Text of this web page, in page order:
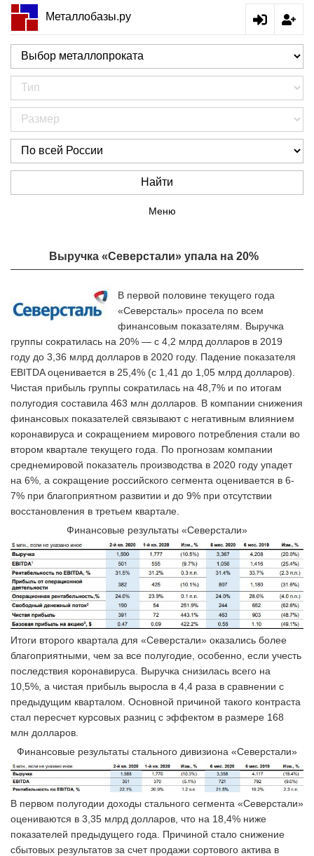
Металлобазы.ру
Найти
Меню
Выручка «Северстали» упала на 20%
В первой половине текущего года
«Северсталь» просела по всем
финансовым показателям. Выручка
группы сократилась на 20% — с 4,2 млрд долларов в 2019
году до 3,36 млрд долларов в 2020 году. Падение показателя
EBITDA оценивается в 25,4% (с 1,41 до 1,05 млрд долларов).
Чистая прибыль группы сократилась на 48,7% и по итогам
полугодия составила 463 млн долларов. В компании снижения
финансовых показателей связывают с негативным влиянием
коронавируса и сокращением мирового потребления стали во
втором квартале текущего года. По прогнозам компании
среднемировой показатель производства в 2020 году упадет
на 6%, а сокращение российского сегмента оценивается в 6-
7% при благоприятном развитии и до 9% при отсутствии
восстановления в третьем квартале.
Финансовые результаты «Северстали»
Итоги второго квартала для «Северстали» оказались более
благоприятными, чем за все полугодие, особенно, если учесть
последствия коронавируса. Выручка снизилась всего на
10,5%, а чистая прибыль выросла в 4,4 раза в сравнении с
предыдущим кварталом. Основной причиной такого контраста
стал пересчет курсовых разниц с эффектом в размере 168
млн долларов.
Финансовые результаты стального дивизиона «Северстали»
В первом полугодии доходы стального сегмента «Северстали»
оцениваются в 3,35 млрд долларов, что на 18,4% ниже
показателей предыдущего года. Причиной стало снижение
сбытовых результатов за счет продажи сортового актива в